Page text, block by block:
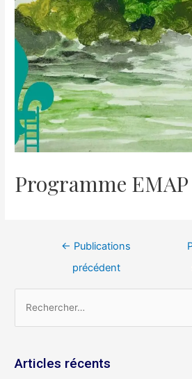
Programme
← Publications
précédent
e
h
Articles récents